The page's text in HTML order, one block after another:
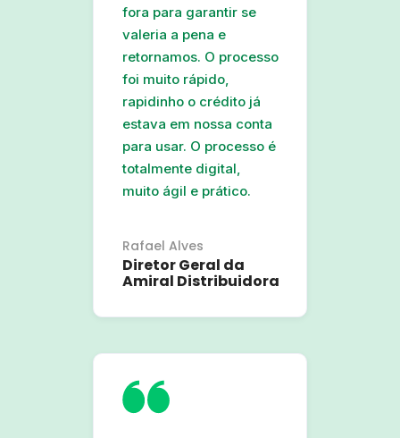
fora para garantir se
valeria a pena e
retornamos. O processo
foi muito rápido,
rapidinho o crédito já
estava em nossa conta
para usar. O processo é
totalmente digital
muito ágil e prático.
Rafael Alves
Diretor Geral da
Amiral Distribuidora